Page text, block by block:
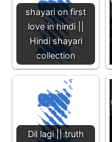
shayari on first
love in hindi ||
Hindi shayari
collection
Dil lagi || truth